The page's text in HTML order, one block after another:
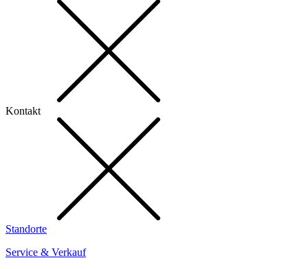
Kontakt
Standorte
Service & Verkauf